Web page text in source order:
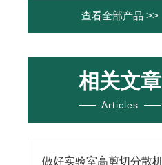
查看全部产品 >>
相关文章
Articles